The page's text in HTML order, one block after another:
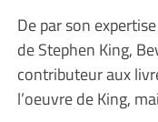
De par son
de Stephen King,
contributeur aux
l’oeuvre de King,